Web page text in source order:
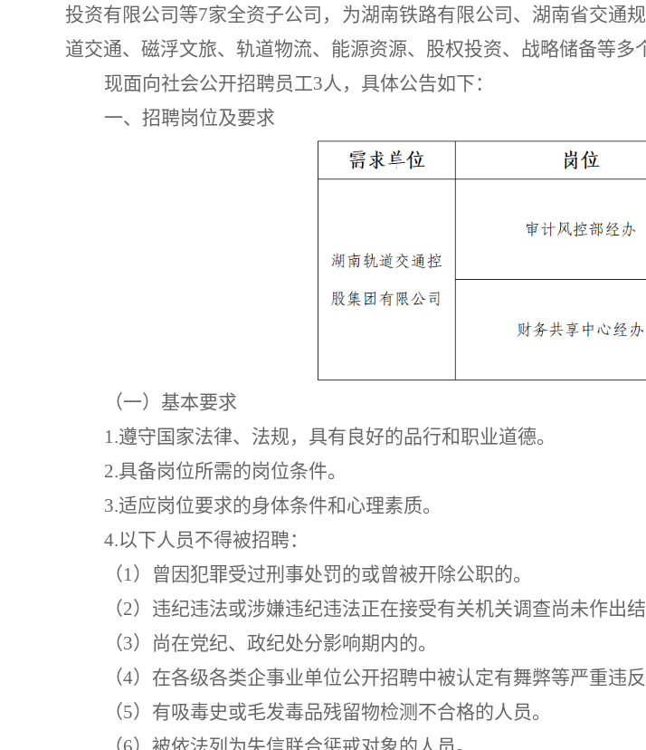
投资有限公司等7家全资子公司，为湖南铁路有限公司、湖南省交通
道交通、磁浮文旅、轨道物流、能源资源、股权投资、战略储备等多
现面向社会公开招聘员工3人 ， 具体公告如下：
一、 招聘岗位及要求
（一） 基本要求
1.遵守国家法律、法规，具有良好的品行和职业道德。
2.具备岗位所需的岗位条件。
3.适应岗位要求的身体条件和心理素质。
4.以下人员不得被招聘：
（1）曾因犯罪受过刑事处罚的或曾被开除公职的。
（2）违纪违法或涉嫌违纪违法正在接受有关机关调查尚未作出
（3）尚在党纪、政纪处分影响期内的。
（4）在各级各类企事业单位公开招聘中被认定有舞弊等严重违
（5）有吸毒史或毛发毒品残留物检测不合格的人员。